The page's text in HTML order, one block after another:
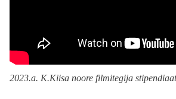
2023.a. K.Kiisa noore filmitegija